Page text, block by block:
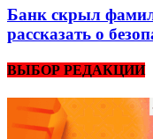
Банк скрыл
рассказать о
ВЫБОР РЕДАКЦИИ